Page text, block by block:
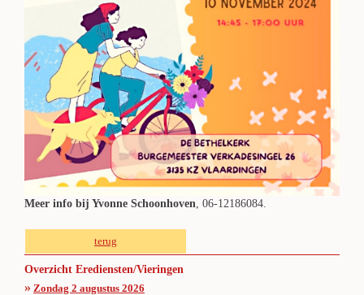
Meer info bij Yvonne Schoonhoven, 06-12186084.
terug
Overzicht Erediensten/Vieringen
» Zondag 2 augustus 2026